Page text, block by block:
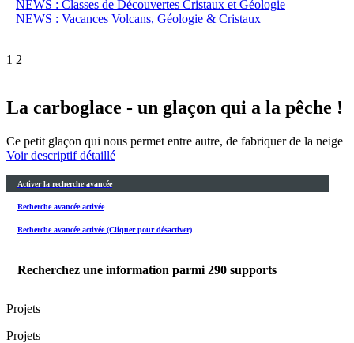
NEWS : Classes de Découvertes Cristaux et Géologie
NEWS : Vacances Volcans, Géologie & Cristaux
1 2
La carboglace - un glaçon qui a la pêche !
Ce petit glaçon qui nous permet entre autre, de fabriquer de la neige
Voir descriptif détaillé
Activer la recherche avancée
Recherche avancée activée
Recherche avancée activée (Cliquer pour désactiver)
Recherchez une information parmi 290 supports
Projets
Projets